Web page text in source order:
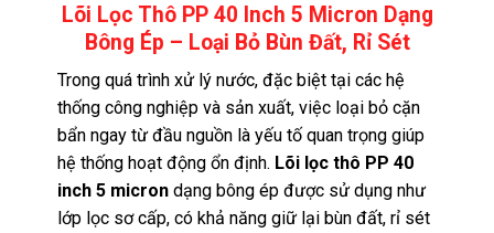
Lõi Lọc Thô PP 40 Inch 5 Micron Dạng
Bông Ép – Loại Bỏ Bùn Đất, Rỉ Sét
Trong quá trình xử lý nước, đặc biệt tại các hệ
thống công nghiệp và sản xuất, việc loại bỏ cặn
bẩn ngay từ đầu nguồn là yếu tố quan trọng giúp
hệ thống hoạt động ổn định. Lõi lọc thô PP 40
inch 5 micron dạng bông ép được sử dụng như
lớp lọc sơ cấp, có khả năng giữ lại bùn đất, rỉ sét